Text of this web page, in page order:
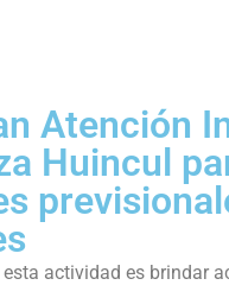
Atención
Huincul
esta actividad es brindar